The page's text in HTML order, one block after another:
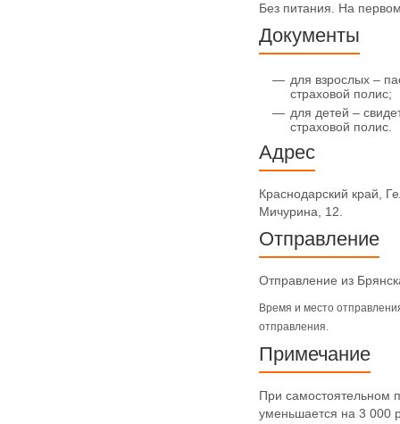
Без питания. На
Документы
для взрослых –
страховой полис;
для детей –
страховой полис.
Адрес
Краснодарский край,
Мичурина, 12.
Отправление
Отправление из
Время и место
отправления.
Примечание
При самостоятельном
уменьшается на 3 000